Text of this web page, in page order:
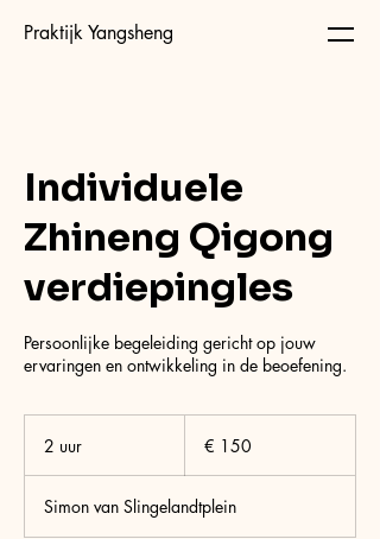
Praktijk Yangsheng
Individuele
Zhineng Qigong
verdiepingles
Persoonlijke begeleiding gericht op jouw
ervaringen en ontwikkeling in de beoefening.
2 uur
r
€ 150
Simon van Slingelandtplein